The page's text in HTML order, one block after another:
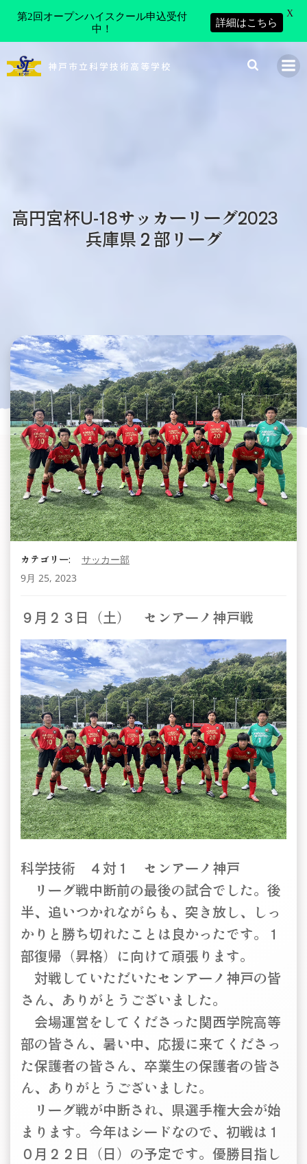
ン
神戸市立科学技術高等学校
高円宮杯U-18サッカーリーグ2023
兵庫県２部リーグ
カテゴリー:
サッカー部
9月 25, 2023
９月２３日（土） センアーノ神戸戦
科学技術 ４対１ センアーノ神戸
リーグ戦中断前の最後の試合でした。後
半、追いつかれながらも、突き放し、しっ
かりと勝ち切れたことは良かったです。１
部復帰（昇格）に向けて頑張ります。
対戦していただいたセンアーノ神戸の皆
さん、ありがとうございました。
会場運営をしてくださった関西学院高等
部の皆さん、暑い中、応援に来てくださっ
た保護者の皆さん、卒業生の保護者の皆さ
ん、ありがとうございました。
リーグ戦が中断され、県選手権大会が始
まります。今年はシードなので、初戦は１
０月２２日（日）の予定です。優勝目指し
第2回オープンハイスクール申込受付
中！
詳細はこちら
X